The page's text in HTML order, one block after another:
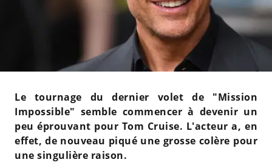
Le tournage du dernier volet de "Mission
Impossible" semble commencer à devenir un
peu éprouvant pour Tom Cruise. L'acteur a, en
effet, de nouveau piqué une grosse colère pour
une singulière raison.